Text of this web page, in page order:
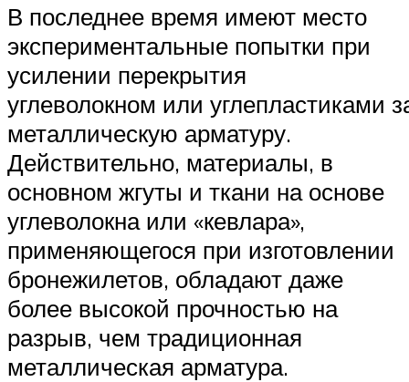
В последнее время имеют место
экспериментальные попытки при
усилении перекрытия
углеволокном или углепластиками
металлическую арматуру.
Действительно, материалы, в
основном жгуты и ткани на основе
углеволокна или «кевлара»,
применяющегося при изготовлении
бронежилетов, обладают даже
более высокой прочностью на
разрыв, чем традиционная
металлическая арматура.